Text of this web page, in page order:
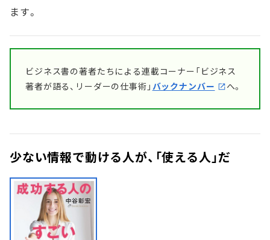
ます。
ビジネス書の著者たちによる連載コーナー「ビジネス
著者が語る、リーダーの仕事術」 バックナンバー へ。
少ない情報で動ける人が、「使える人」だ